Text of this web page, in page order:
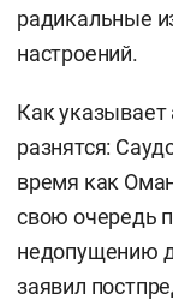
радикальные
настроений.
Как указывает
разнятся:
время как
свою очередь
недопущению
заявил